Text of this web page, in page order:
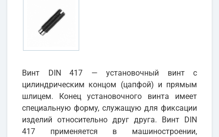
Винт DIN 417 — установочный винт с
цилиндрическим концом (цапфой) и прямым
шлицем. Конец установочного винта имеет
специальную форму, служащую для фиксации
изделий относительно друг друга. Винт DIN
417 применяется в машиностроении,